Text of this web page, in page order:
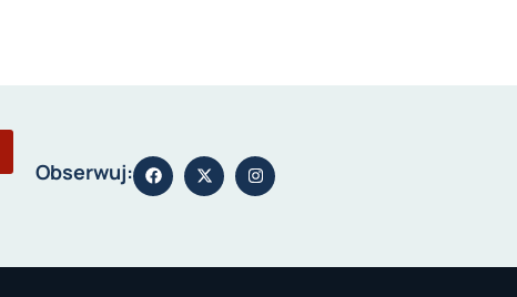
Obserwuj: